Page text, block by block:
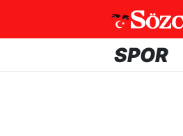
SPOR